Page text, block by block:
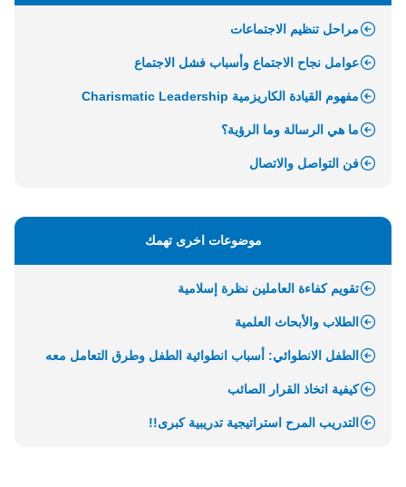
مراحل تنظيم الاجتماعات
عوامل نجاح الاجتماع وأسباب فشل الاجتماع
مفهوم القيادة الكاريزمية Charismatic Leadership
ما هي الرسالة وما الرؤية؟
فن التواصل والاتصال
موضوعات اخرى تهمك
تقويم كفاءة العاملين نظرة إسلامية
الطلاب والأبحاث العلمية
الطفل الانطوائي: أسباب انطوائية الطفل وطرق التعامل معه
كيفية اتخاذ القرار الصائب
التدريب المرح استراتيجية تدريبية كبرى!!